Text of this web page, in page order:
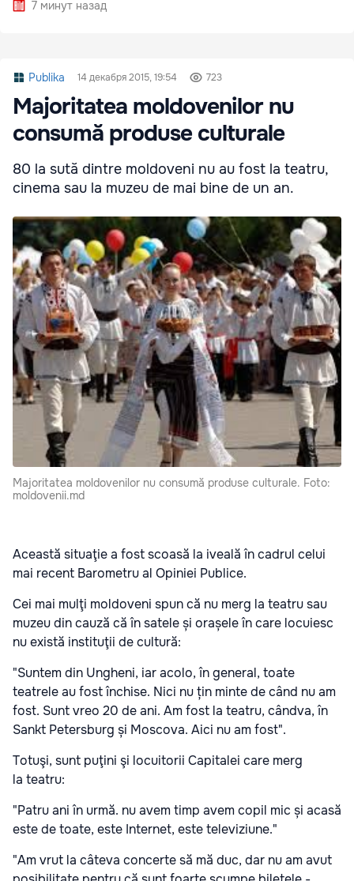
7 минут назад
Publika 14 декабря 2015, 19:54 723
Majoritatea moldovenilor nu
consumă produse culturale
80 la sută dintre moldoveni nu au fost la teatru,
cinema sau la muzeu de mai bine de un an.
Majoritatea moldovenilor nu consumă produse culturale. Foto:
moldovenii.md
Această situaţie a fost scoasă la iveală în cadrul celui
mai recent Barometru al Opiniei Publice.
Cei mai mulţi moldoveni spun că nu merg la teatru sau
muzeu din cauză că în satele și orașele în care locuiesc
nu există instituţii de cultură:
"Suntem din Ungheni, iar acolo, în general, toate
teatrele au fost închise. Nici nu țin minte de când nu am
fost. Sunt vreo 20 de ani. Am fost la teatru, cândva, în
Sankt Petersburg și Moscova. Aici nu am fost".
Totuşi, sunt puţini şi locuitorii Capitalei care merg
la teatru:
"Patru ani în urmă. nu avem timp avem copil mic și acasă
este de toate, este Internet, este televiziune."
"Am vrut la câteva concerte să mă duc, dar nu am avut